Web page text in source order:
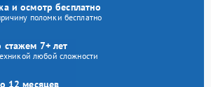
и осмотр бесплатно
поломки бесплатно
стажем 7+ лет
любой сложности
12 месяцев